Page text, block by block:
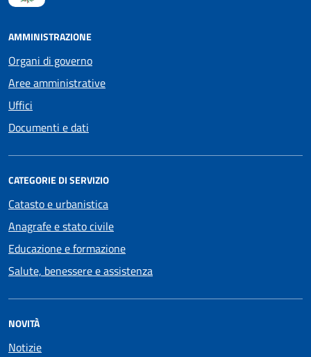
AMMINISTRAZIONE
Organi di governo
Aree amministrative
Uffici
Documenti e dati
CATEGORIE DI SERVIZIO
Catasto e urbanistica
Anagrafe e stato civile
Educazione e formazione
Salute, benessere e assistenza
NOVITÀ
Notizie